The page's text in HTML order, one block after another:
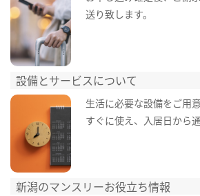
送り致します。
設備とサービスについて
生活に必要な設備をご用
すぐに使え、入居日から
新潟のマンスリーお役立ち情報